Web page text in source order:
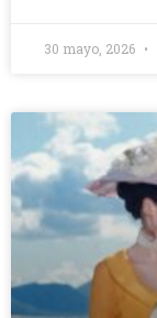
30 mayo, 2026